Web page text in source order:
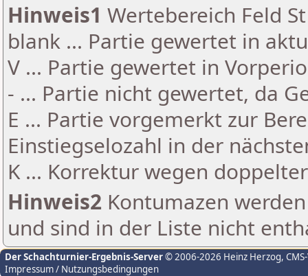
Hinweis1 Wertebereich Feld
blank ... Partie gewertet in
V ... Partie gewertet in
- ... Partie nicht gewertet, da
E ... Partie vorgemerkt zur
Einstiegselozahl in der
K ... Korrektur wegen
Hinweis2 Kontumazen
und sind in der Liste nicht
Der Schachturnier-Ergebnis-Server© 2006-2026 Heinz Herzog,
Impressum / Nutzungsbedingungen